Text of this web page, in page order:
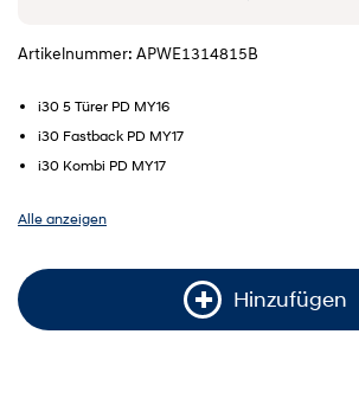
Artikelnummer: APWE1314815B
i30 5 Türer PD MY16
i30 Fastback PD MY17
i30 Kombi PD MY17
Alle anzeigen
Hinzufügen